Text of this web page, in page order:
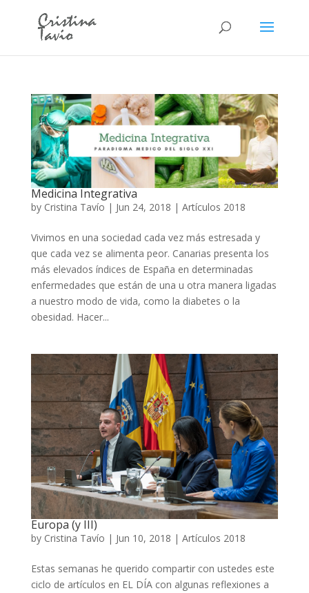
Medicina Integrativa
by Cristina Tavío | Jun 24, 2018 | Artículos 2018
Vivimos en una sociedad cada vez más estresada y
que cada vez se alimenta peor. Canarias presenta los
más elevados índices de España en determinadas
enfermedades que están de una u otra manera ligadas
a nuestro modo de vida, como la diabetes o la
obesidad. Hacer...
Europa (y III)
by Cristina Tavío | Jun 10, 2018 | Artículos 2018
Estas semanas he querido compartir con ustedes este
ciclo de artículos en EL DÍA con algunas reflexiones a